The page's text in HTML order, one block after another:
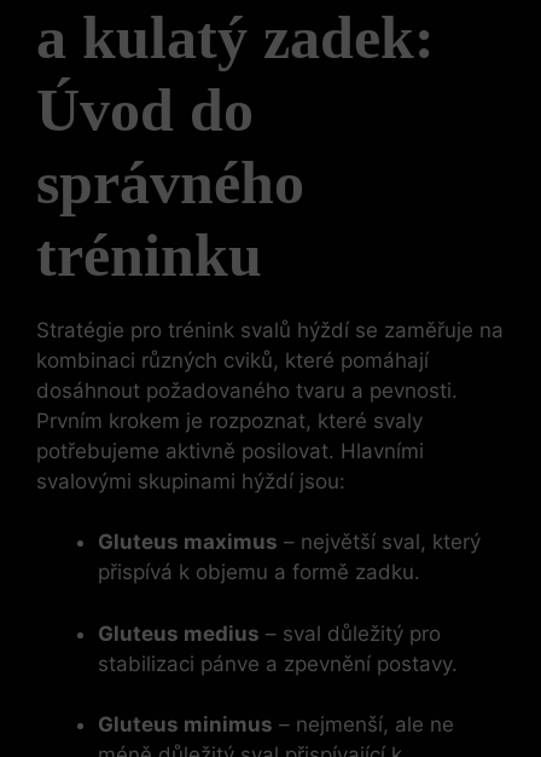
a kulatý zadek:
Úvod do
⁤správného
tréninku
Stratégie pro trénink svalů hýždí⁤ se⁤ zaměřuje na
⁣kombinaci různých cviků, které pomáhají
dosáhnout požadovaného tvaru a ⁢pevnosti.
Prvním krokem ⁤je rozpoznat, které svaly
potřebujeme aktivně posilovat.⁤ Hlavními
svalovými skupinami ⁤hýždí jsou:
Gluteus maximus – největší sval, který
přispívá k objemu ⁢a formě zadku.
Gluteus medius – sval důležitý pro
stabilizaci pánve ‍a zpevnění postavy.
Gluteus minimus – nejmenší, ale ne